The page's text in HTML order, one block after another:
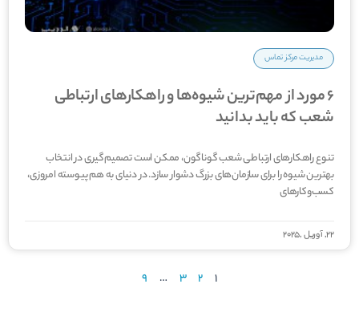
مدیریت مرکز تماس
6 مورد از مهم‌ترین شیوه‌ها و راهکارهای ارتباطی
شعب که باید بدانید
تنوع راهکارهای ارتباطی شعب گوناگون، ممکن است تصمیم‌گیری در انتخاب
بهترین شیوه را برای سازمان‌های بزرگ دشوار سازد. در دنیای به هم پیوسته امروزی،
کسب‌وکارهای
22, آوریل ,2025
1
2
3
…
9